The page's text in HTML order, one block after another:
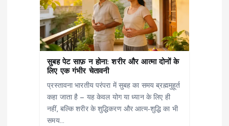
सुबह पेट साफ़ न होना: शरीर और आत्मा दोनों के
लिए एक गंभीर चेतावनी
प्रस्तावना भारतीय परंपरा में सुबह का समय ब्रह्ममुहूर्त
कहा जाता है — यह केवल योग या ध्यान के लिए ही
नहीं, बल्कि शरीर के शुद्धिकरण और आत्म-शुद्धि का भी
समय…